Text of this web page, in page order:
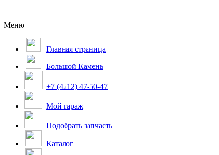
Меню
Главная страница
Большой Камень
+7 (4212) 47-50-47
Мой гараж
Подобрать запчасть
Каталог